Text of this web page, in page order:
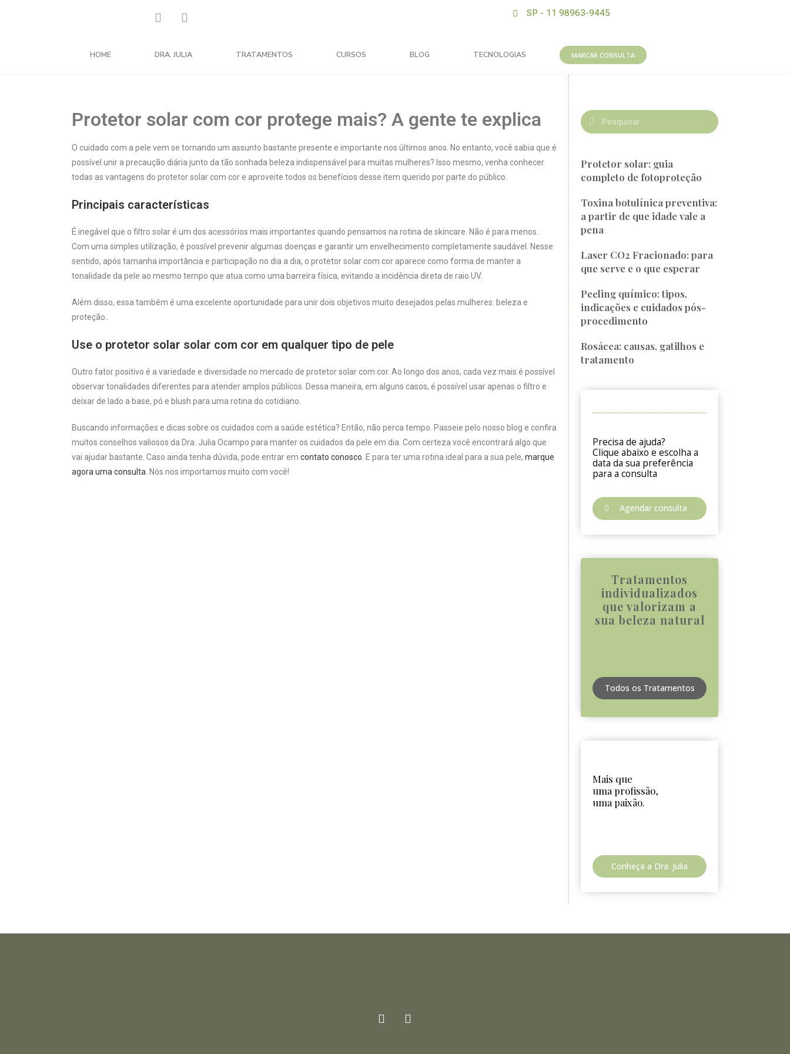
SP - 11 98963-9445
HOME DRA. JULIA TRATAMENTOS CURSOS BLOG TECNOLOGIAS MARCAR CONSULTA
Protetor solar com cor protege mais? A gente te explica
O cuidado com a pele vem se tornando um assunto bastante presente e importante nos últimos anos. No entanto, você sabia que é
possível unir a precaução diária junto da tão sonhada beleza indispensável para muitas mulheres? Isso mesmo, venha conhecer
todas as vantagens do protetor solar com cor e aproveite todos os benefícios desse item querido por parte do público.
Principais características
É inegável que o filtro solar é um dos acessórios mais importantes quando pensamos na rotina de skincare. Não é para menos.
Com uma simples utilização, é possível prevenir algumas doenças e garantir um envelhecimento completamente saudável. Nesse
sentido, após tamanha importância e participação no dia a dia, o protetor solar com cor aparece como forma de manter a
tonalidade da pele ao mesmo tempo que atua como uma barreira física, evitando a incidência direta de raio UV.
Além disso, essa também é uma excelente oportunidade para unir dois objetivos muito desejados pelas mulheres: beleza e
proteção..
Use o protetor solar solar com cor em qualquer tipo de pele
Outro fator positivo é a variedade e diversidade no mercado de protetor solar com cor. Ao longo dos anos, cada vez mais é possível
observar tonalidades diferentes para atender amplos públicos. Dessa maneira, em alguns casos, é possível usar apenas o filtro e
deixar de lado a base, pó e blush para uma rotina do cotidiano.
Buscando informações e dicas sobre os cuidados com a saúde estética? Então, não perca tempo. Passeie pelo nosso blog e confira
muitos conselhos valiosos da Dra. Julia Ocampo para manter os cuidados da pele em dia. Com certeza você encontrará algo que
vai ajudar bastante. Caso ainda tenha dúvida, pode entrar em contato conosco . E para ter uma rotina ideal para a sua pele, marque
agora uma consulta . Nós nos importamos muito com você!
Protetor solar: guia
completo de fotoproteção
Toxina botulínica preventiva:
a partir de que idade vale a
pena
Laser CO2 Fracionado: para
que serve e o que esperar
Peeling químico: tipos,
indicações e cuidados pós-
procedimento
Rosácea: causas, gatilhos e
tratamento
Precisa de ajuda?
Clique abaixo e escolha a
data da sua preferência
para a consulta
Agendar consulta
Tratamentos
individualizados
que valorizam a
sua beleza natural
Todos os Tratamentos
Mais que
uma profissão,
uma paixão.
Conheça a Dra. Julia